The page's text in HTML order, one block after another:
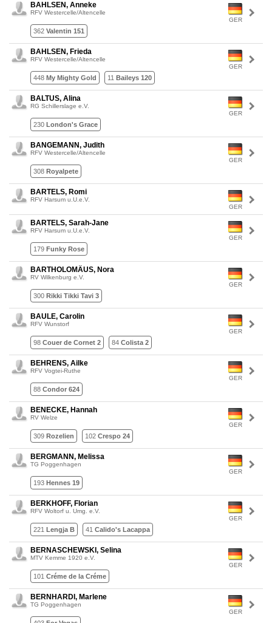
GER
BAHLSEN, Anneke
RFV Westercelle/Altencelle
362 Valentin 151
GER
BAHLSEN, Frieda
RFV Westercelle/Altencelle
448 My Mighty Gold 11 Baileys 120
GER
BALTUS, Alina
RG Schillerslage e.V.
230 London's Grace
GER
BANGEMANN, Judith
RFV Westercelle/Altencelle
308 Royalpete
GER
BARTELS, Romi
RFV Harsum u.U.e.V.
GER
BARTELS, Sarah-Jane
RFV Harsum u.U.e.V.
179 Funky Rose
GER
BARTHOLOMÄUS, Nora
RV Wilkenburg e.V.
300 Rikki Tikki Tavi 3
GER
BAULE, Carolin
RFV Wunstorf
98 Couer de Cornet 2 84 Colista 2
GER
BEHRENS, Ailke
RFV Vogtei-Ruthe
88 Condor 624
GER
BENECKE, Hannah
RV Welze
309 Rozelien 102 Crespo 24
GER
BERGMANN, Melissa
TG Poggenhagen
193 Hennes 19
GER
BERKHOFF, Florian
RFV Woltorf u. Umg. e.V.
221 Lengja B 41 Calido's Lacappa
GER
BERNASCHEWSKI, Selina
MTV Kemme 1920 e.V.
101 Créme de la Créme
GER
BERNHARDI, Marlene
TG Poggenhagen